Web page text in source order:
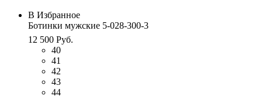
В Избранное
Ботинки мужские 5-028-300-3
12 500 Руб.
40
41
42
43
44